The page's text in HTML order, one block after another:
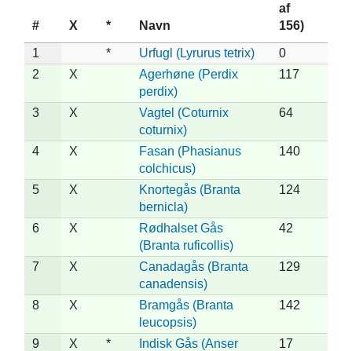
# X * Navn
af
156)
1 * Urfugl (Lyrurus tetrix)
0
2
X
Agerhøne (Perdix
perdix)
117
3 X
Vagtel (Coturnix
coturnix)
64
4 X
Fasan (Phasianus
colchicus)
140
5 X
Knortegås (Branta
bernicla)
124
6 X
Rødhalset Gås
(Branta ruficollis)
42
7 X
Canadagås (Branta
canadensis)
129
8 X
Bramgås (Branta
leucopsis)
142
9 X *
Indisk Gås (Anser
17